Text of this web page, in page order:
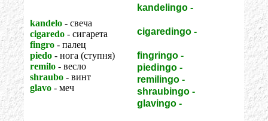
kandelo - свеча
cigaredo - сигарета
fingro - палец
piedo - нога (ступня)
remilo - весло
shraubo - винт
glavo - меч
kandelingo -
cigaredingo -
fingringo -
piedingo -
remilingo -
shraubingo -
glavingo -